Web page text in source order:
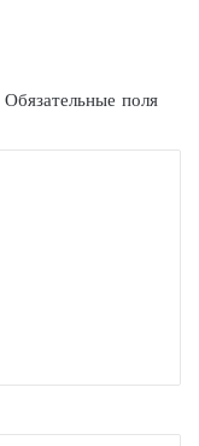
Обязательные поля